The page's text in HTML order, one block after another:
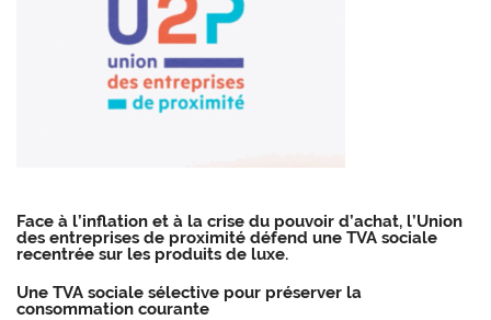
Face à l’inflation et à la crise du pouvoir d’achat, l’Union
des entreprises de proximité défend une TVA sociale
recentrée sur les produits de luxe.
Une TVA sociale sélective pour préserver la
consommation courante